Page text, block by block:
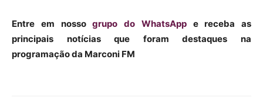
Entre em nossogrupo do WhatsAppe receba as
principais notícias que foram destaques na
programação da Marconi FM